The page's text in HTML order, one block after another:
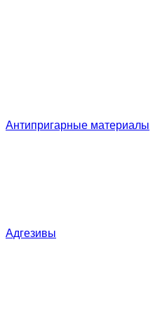
Антипригарные материалы
Адгезивы